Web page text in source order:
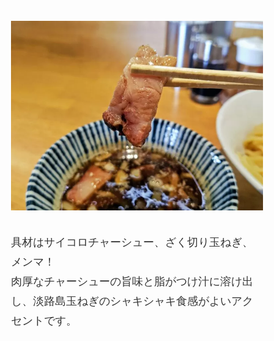
具材はサイコロチャーシュー、ざく切り玉ねぎ、
メンマ！
肉厚なチャーシューの旨味と脂がつけ汁に溶け出
し、淡路島玉ねぎのシャキシャキ食感がよいアク
セントです。